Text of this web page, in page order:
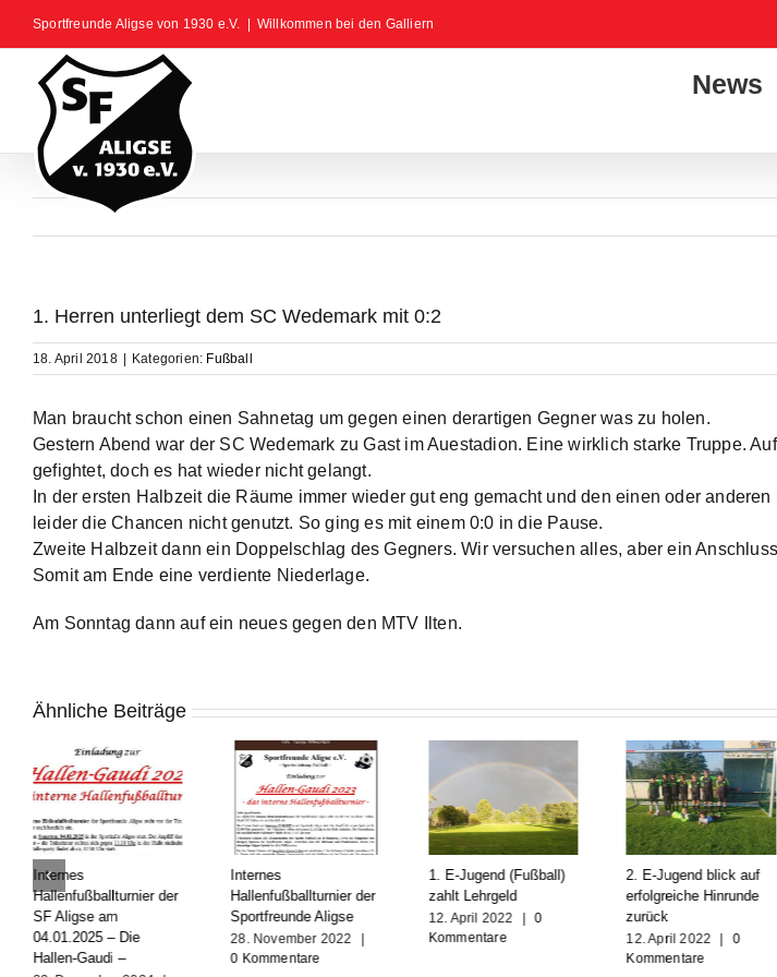
springen
Sportfreunde Aligse von 1930 e.V. Willkommen bei den Galliern
News
1. Herren unterliegt dem SC Wedemark mit 0:2
18. April 2018 Kategorien: Fußball
Man braucht schon einen Sahnetag um gegen einen derartigen Gegner was zu holen.
Gestern Abend war der SC Wedemark zu Gast im Auestadion. Eine wirklich starke Truppe.
gefightet, doch es hat wieder nicht gelangt.
In der ersten Halbzeit die Räume immer wieder gut eng gemacht und den einen oder
leider die Chancen nicht genutzt. So ging es mit einem 0:0 in die Pause.
Zweite Halbzeit dann ein Doppelschlag des Gegners. Wir versuchen alles, aber ein
Somit am Ende eine verdiente Niederlage.
Am Sonntag dann auf ein neues gegen den MTV Ilten.
Ähnliche Beiträge
Internes
Hallenfußballturnier der
SF Aligse am
04.01.2025 – Die
Hallen-Gaudi –
Internes
Hallenfußballturnier der
Sportfreunde Aligse
28. November 2022
0 Kommentare
1. E-Jugend (Fußball)
zahlt Lehrgeld
12. April 2022
0
Kommentare
2. E-Jugend blick auf
erfolgreiche Hinrunde
zurück
12. April 2022
0
Kommentare